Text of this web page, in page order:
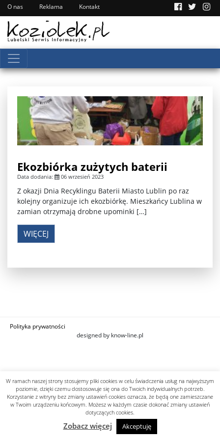
O nas Reklama Kontakt
Ekozbiórka zużytych baterii
Data dodania: 06 wrzesień 2023
Z okazji Dnia Recyklingu Baterii Miasto Lublin po raz
kolejny organizuje ich ekozbiórkę. Mieszkańcy Lublina w
zamian otrzymają drobne upominki […]
WIĘCEJ
Polityka prywatności
designed by know-line.pl
W ramach naszej strony stosujemy pliki cookies w celu świadczenia usług na najwyższym
poziomie, dzięki czemu dostosowuje się ona do Twoich indywidualnych potrzeb.
Korzystanie z witryny bez zmiany ustawień cookies oznacza, że będą one zamieszczane
w Twoim urządzeniu końcowym. Możesz w każdym czasie dokonać zmiany ustawień
dotyczących cookies.
Zobacz więcej Akceptuję